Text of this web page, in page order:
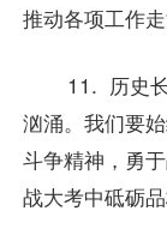
推动各项工作走
11. 历史
汹涌。我们要
斗争精神，勇
战大考中砥砺